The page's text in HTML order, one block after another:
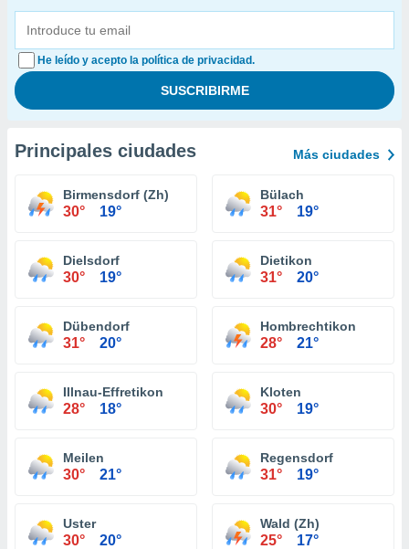
He leído y acepto la política de privacidad.
Principales ciudades Más ciudades
Birmensdorf (Zh)
30° 19°
Bülach
31° 19°
Dielsdorf
30° 19°
Dietikon
31° 20°
Dübendorf
31° 20°
Hombrechtikon
28° 21°
Illnau-Effretikon
28° 18°
Kloten
30° 19°
Meilen
30° 21°
Regensdorf
31° 19°
Uster
30° 20°
Wald (Zh)
25° 17°